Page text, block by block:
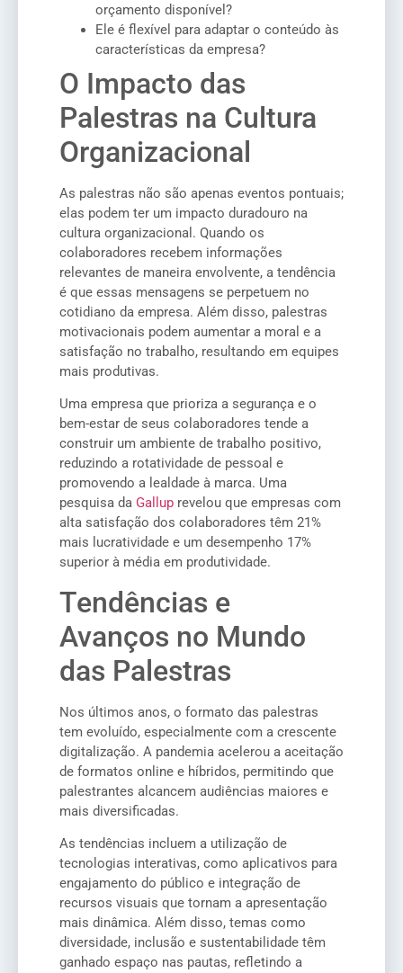
orçamento disponível?
Ele é flexível para adaptar o conteúdo às
características da empresa?
O Impacto das
Palestras na Cultura
Organizacional
As palestras não são apenas eventos pontuais;
elas podem ter um impacto duradouro na
cultura organizacional. Quando os
colaboradores recebem informações
relevantes de maneira envolvente, a tendência
é que essas mensagens se perpetuem no
cotidiano da empresa. Além disso, palestras
motivacionais podem aumentar a moral e a
satisfação no trabalho, resultando em equipes
mais produtivas.
Uma empresa que prioriza a segurança e o
bem-estar de seus colaboradores tende a
construir um ambiente de trabalho positivo,
reduzindo a rotatividade de pessoal e
promovendo a lealdade à marca. Uma
pesquisa da Gallup revelou que empresas com
alta satisfação dos colaboradores têm 21%
mais lucratividade e um desempenho 17%
superior à média em produtividade.
Tendências e
Avanços no Mundo
das Palestras
Nos últimos anos, o formato das palestras
tem evoluído, especialmente com a crescente
digitalização. A pandemia acelerou a aceitação
de formatos online e híbridos, permitindo que
palestrantes alcancem audiências maiores e
mais diversificadas.
As tendências incluem a utilização de
tecnologias interativas, como aplicativos para
engajamento do público e integração de
recursos visuais que tornam a apresentação
mais dinâmica. Além disso, temas como
diversidade, inclusão e sustentabilidade têm
ganhado espaço nas pautas, refletindo a